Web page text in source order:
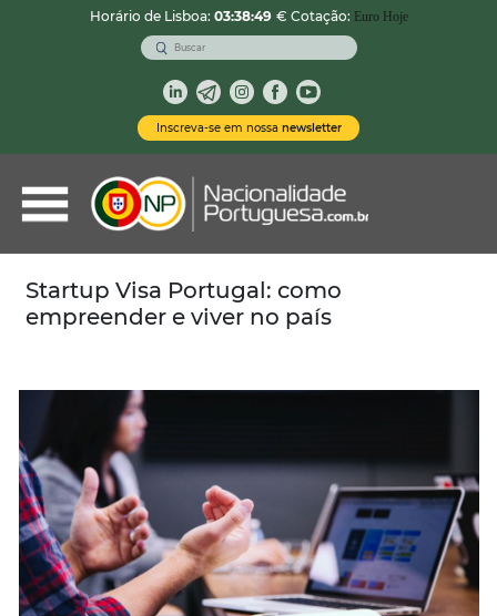
Horário de Lisboa: 03:38:50 € Cotação: Euro Hoje
Inscreva-se em nossa newsletter
Nacionalidade Portuguesa
Vistos de Residência
Imóveis em Portugal
Demais Serviços
Vistos Temporários
Startup Visa Portugal: como
empreender e viver no país